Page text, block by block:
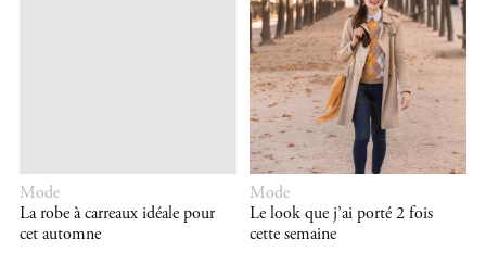
Mode
La robe à carreaux idéale pour
cet automne
Mode
Le look que j’ai porté 2 fois
cette semaine